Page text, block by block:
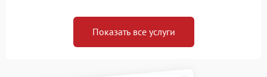
Показать все услуги